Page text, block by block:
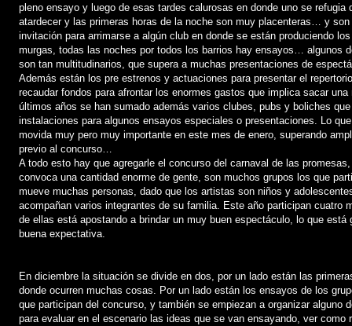
pleno ensayo y luego de esas tardes calurosas en donde uno se refugia
atardecer y las primeras horas de la noche son muy placenteras… y
invitación para arrimarse a algún club en donde se están produciendo
murgas, todas las noches por todos los barrios hay ensayos… algunos
son tan multitudinarios, que supera a muchas presentaciones de
Además están los pre estrenos y actuaciones para presentar el
recaudar fondos para afrontar los enormes gastos que implica sacar una
últimos años se han sumado además varios clubes, pubs y boliches
instalaciones para algunos ensayos especiales o presentaciones. Lo
movida muy pero muy importante en este mes de enero, superando
previo al concurso…
A todo esto hay que agregarle el concurso del carnaval de las
convoca una cantidad enorme de gente, son muchos grupos los que
mueve muchas personas, dado que los artistas son niños y
acompañan varios integrantes de su familia. Este año participan cuatro
de ellas está apostando a brindar un muy buen espectáculo, lo que está
buena expectativa.
En diciembre la situación se divide en dos, por un lado están las
donde ocurren muchas cosas. Por un lado están los ensayos de los
que participan del concurso, y también se empiezan a organizar alguno
para evaluar en el escenario las ideas que se van ensayando, ver como